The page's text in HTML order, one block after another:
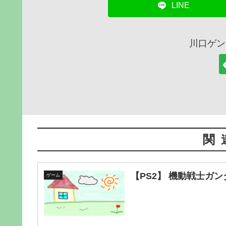
LINE
川口ゲ
関
ゲーム 【PS2】 機動戦士ガ